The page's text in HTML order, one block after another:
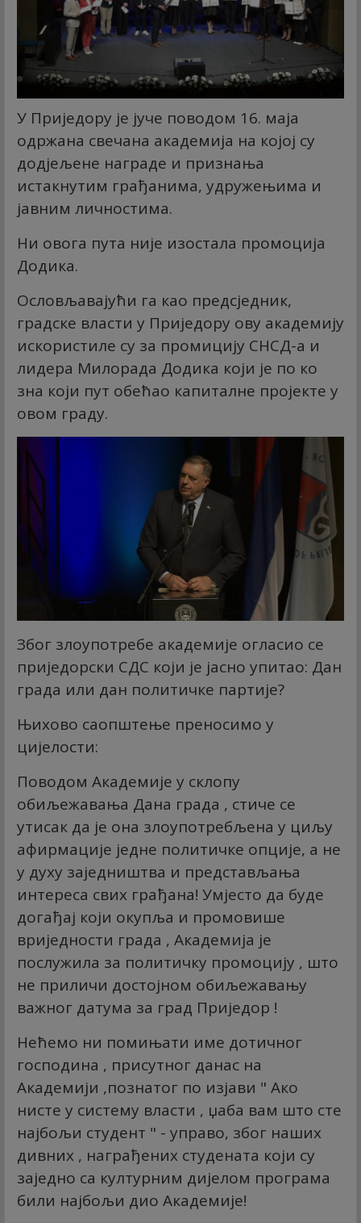
У Приједору је јуче поводом 16. маја
одржана свечана академија на којој су
додјељене награде и признања
истакнутим грађанима, удружењима и
јавним личностима.
Ни овога пута није изостала промоција
Додика.
Ословљавајући га као предсједник,
градске власти у Приједору ову академију
искористиле су за промицију СНСД-а и
лидера Милорада Додика који је по ко
зна који пут обећао капиталне пројекте у
овом граду.
Због злоупотребе академије огласио се
приједорски СДС који је јасно упитао: Дан
града или дан политичке партије?
Њихово саопштење преносимо у
цијелости:
Поводом Академије у склопу
обиљежавања Дана града , стиче се
утисак да је она злоупотребљена у циљу
афирмације једне политичке опције, а не
у духу заједништва и представљања
интереса свих грађана! Умјесто да буде
догађај који окупља и промовише
вриједности града , Академија је
послужила за политичку промоцију , што
не приличи достојном обиљежавању
важног датума за град Приједор !
Нећемо ни помињати име дотичног
господина , присутног данас на
Академији ,познатог по изјави " Ако
нисте у систему власти , џаба вам што сте
најбољи студент " - управо, због наших
дивних , награђених студената који су
заједно са културним дијелом програма
били најбољи дио Академије!